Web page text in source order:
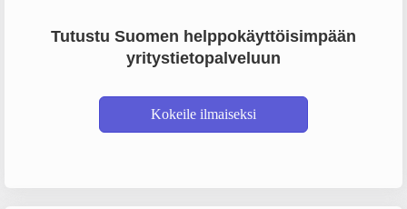
Tutustu Suomen helppokäyttöisimpään
yritystietopalveluun
Kokeile ilmaiseksi